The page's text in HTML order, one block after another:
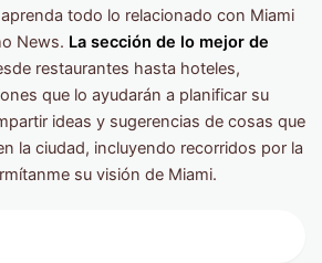
todo lo relacionado con Miami
News. La sección de lo mejor de
restaurantes hasta hoteles,
que lo ayudarán a planificar su
ideas y sugerencias de cosas que
la ciudad, incluyendo recorridos por la
su visión de Miami.